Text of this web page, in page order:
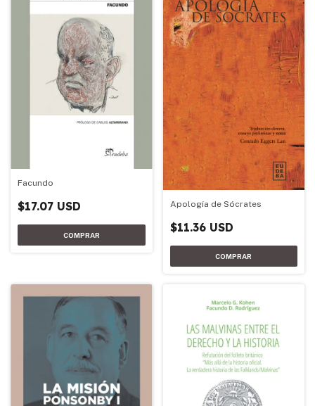
Facundo
$17.07 USD Apología de Sócrates
$11.36 USD